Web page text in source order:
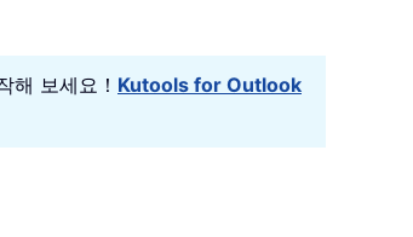
보세요！ Kutools for Outlook